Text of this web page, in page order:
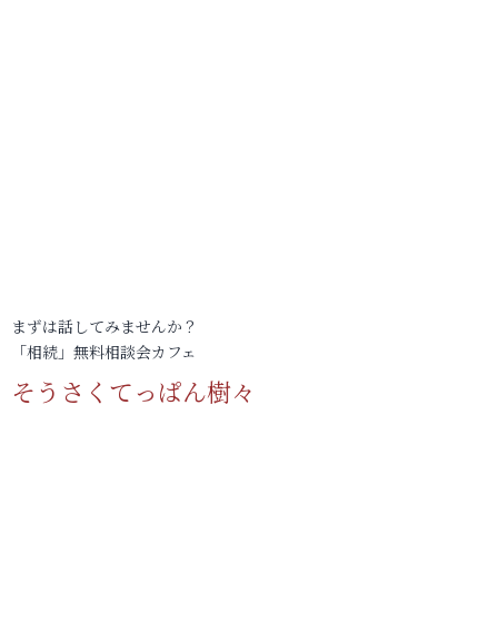
まずは話してみませんか？
「相続」無料相談会カフェ
そうさくてっぱん樹々